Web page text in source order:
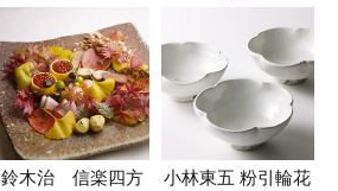
鈴木治 信楽四方
小林東五 粉引輪花